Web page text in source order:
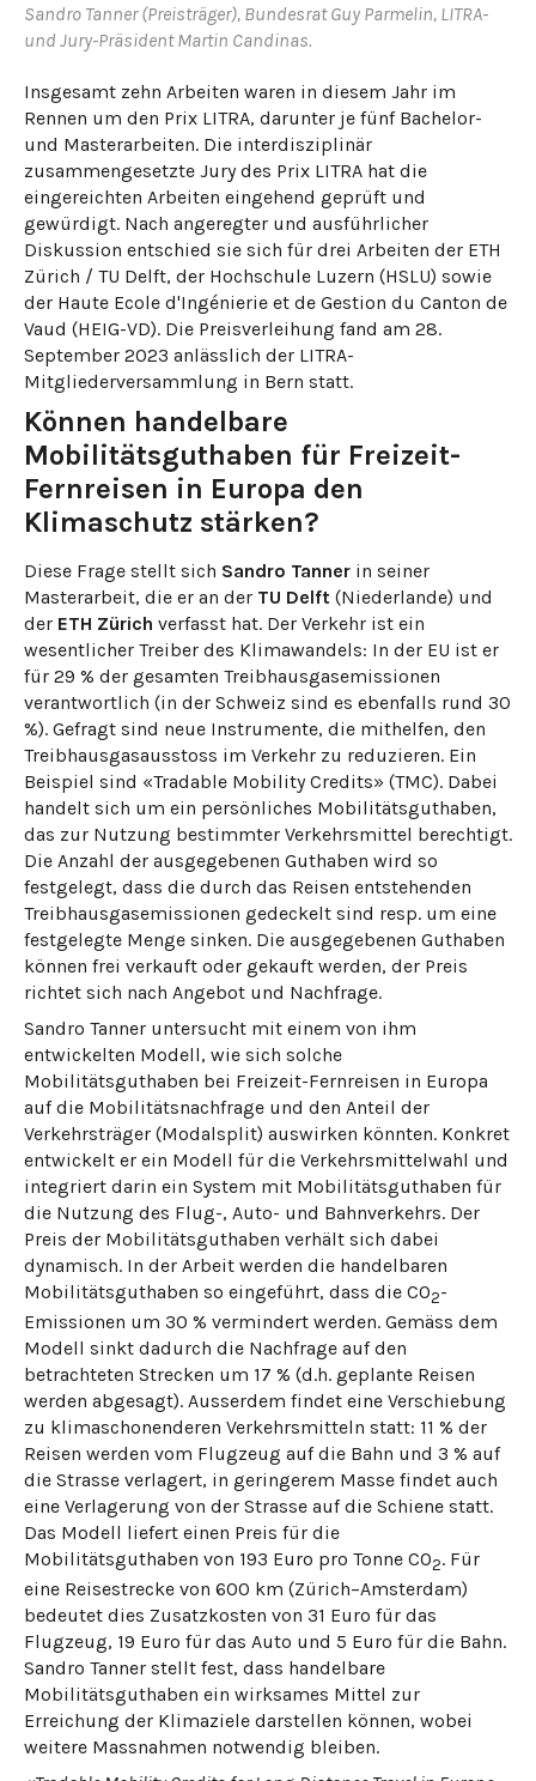
Sandro Tanner (Preisträger), Bundesrat Guy Parmelin, LITRA-
und Jury-Präsident Martin Candinas.
Insgesamt zehn Arbeiten waren in diesem Jahr im
Rennen um den Prix LITRA, darunter je fünf Bachelor-
und Masterarbeiten. Die interdisziplinär
zusammengesetzte Jury des Prix LITRA hat die
eingereichten Arbeiten eingehend geprüft und
gewürdigt. Nach angeregter und ausführlicher
Diskussion entschied sie sich für drei Arbeiten der ETH
Zürich / TU Delft, der Hochschule Luzern (HSLU) sowie
der Haute Ecole d'Ingénierie et de Gestion du Canton de
Vaud (HEIG-VD). Die Preisverleihung fand am 28.
September 2023 anlässlich der LITRA-
Mitgliederversammlung in Bern statt.
Können handelbare
Mobilitätsguthaben für Freizeit-
Fernreisen in Europa den
Klimaschutz stärken?
Diese Frage stellt sich Sandro Tanner in seiner
Masterarbeit, die er an der TU Delft (Niederlande) und
der ETH Zürich verfasst hat. Der Verkehr ist ein
wesentlicher Treiber des Klimawandels: In der EU ist er
für 29 % der gesamten Treibhausgasemissionen
verantwortlich (in der Schweiz sind es ebenfalls rund 30
%). Gefragt sind neue Instrumente, die mithelfen, den
Treibhausgasausstoss im Verkehr zu reduzieren. Ein
Beispiel sind «Tradable Mobility Credits» (TMC). Dabei
handelt sich um ein persönliches Mobilitätsguthaben,
das zur Nutzung bestimmter Verkehrsmittel berechtigt.
Die Anzahl der ausgegebenen Guthaben wird so
festgelegt, dass die durch das Reisen entstehenden
Treibhausgasemissionen gedeckelt sind resp. um eine
festgelegte Menge sinken. Die ausgegebenen Guthaben
können frei verkauft oder gekauft werden, der Preis
richtet sich nach Angebot und Nachfrage.
Sandro Tanner untersucht mit einem von ihm
entwickelten Modell, wie sich solche
Mobilitätsguthaben bei Freizeit-Fernreisen in Europa
auf die Mobilitätsnachfrage und den Anteil der
Verkehrsträger (Modalsplit) auswirken könnten. Konkret
entwickelt er ein Modell für die Verkehrsmittelwahl und
integriert darin ein System mit Mobilitätsguthaben für
die Nutzung des Flug-, Auto- und Bahnverkehrs. Der
Preis der Mobilitätsguthaben verhält sich dabei
dynamisch. In der Arbeit werden die handelbaren
Mobilitätsguthaben so eingeführt, dass die CO2-
Emissionen um 30 % vermindert werden. Gemäss dem
Modell sinkt dadurch die Nachfrage auf den
betrachteten Strecken um 17 % (d.h. geplante Reisen
werden abgesagt). Ausserdem findet eine Verschiebung
zu klimaschonenderen Verkehrsmitteln statt: 11 % der
Reisen werden vom Flugzeug auf die Bahn und 3 % auf
die Strasse verlagert, in geringerem Masse findet auch
eine Verlagerung von der Strasse auf die Schiene statt.
Das Modell liefert einen Preis für die
Mobilitätsguthaben von 193 Euro pro Tonne CO2. Für
eine Reisestrecke von 600 km (Zürich–Amsterdam)
bedeutet dies Zusatzkosten von 31 Euro für das
Flugzeug, 19 Euro für das Auto und 5 Euro für die Bahn.
Sandro Tanner stellt fest, dass handelbare
Mobilitätsguthaben ein wirksames Mittel zur
Erreichung der Klimaziele darstellen können, wobei
weitere Massnahmen notwendig bleiben.